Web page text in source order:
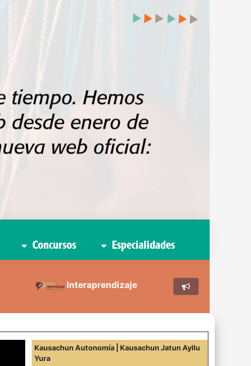
Concursos Especialidades
Interaprendizaje
Kausachun Autonomía | Kausachun Jatun Ayllu
Yura